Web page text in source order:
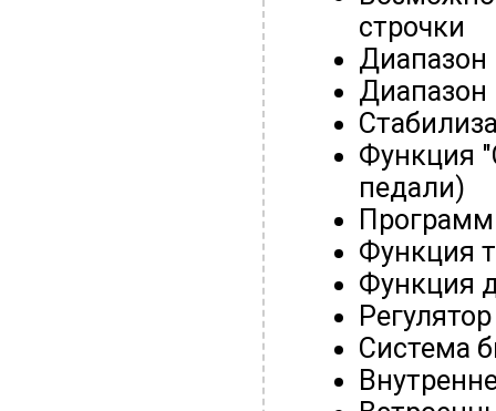
строчки
Функция
педали)
Функция
Функция
Система